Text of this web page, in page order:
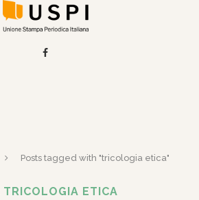
Posts tagged with "tricologia etica"
TRICOLOGIA ETICA